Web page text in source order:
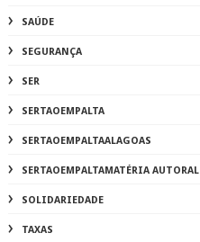
SAÚDE
SEGURANÇA
SER
SERTAOEMPALTA
SERTAOEMPALTAALAGOAS
SERTAOEMPALTAMATÉRIA AUTORAL
SOLIDARIEDADE
TAXAS